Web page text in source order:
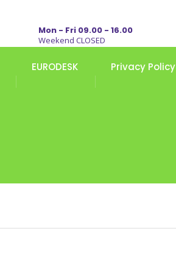
Mon - Fri 09.00 - 16.00
Weekend CLOSED
EURODESK Privacy Policy